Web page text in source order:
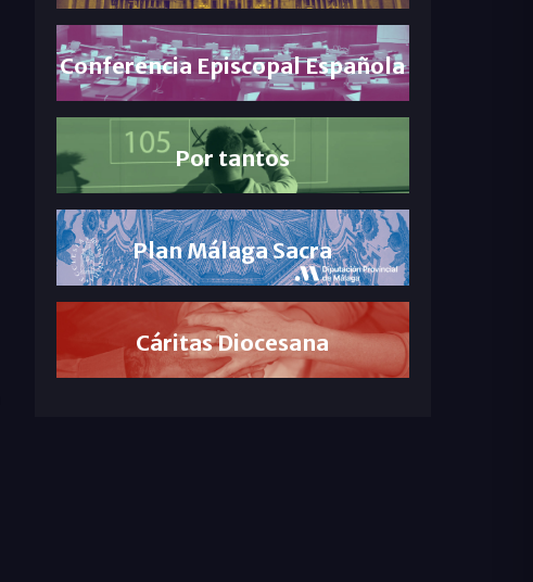
Conferencia Episcopal Española
Por tantos
Plan Málaga Sacra
Cáritas Diocesana